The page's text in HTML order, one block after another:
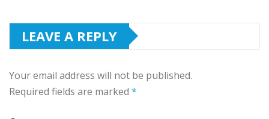
LEAVE A REPLY
Your email address will not be published.
Required fields are marked *